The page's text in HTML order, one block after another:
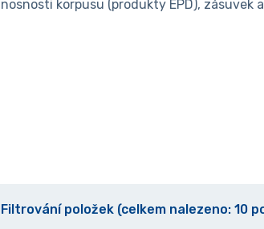
nosnosti korpusu (produkty EPD), zásuvek
Filtrování položek (celkem nalezeno: 10